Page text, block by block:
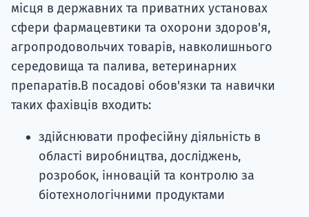
місця в державних та приватних установах
сфери фармацевтики та охорони здоров'я,
агропродовольчих товарів, навколишнього
середовища та палива, ветеринарних
препаратів.В посадові обов'язки та навички
таких фахівців входить:
здійснювати професійну діяльність в
області виробництва, досліджень,
розробок, інновацій та контролю за
біотехнологічними продуктами